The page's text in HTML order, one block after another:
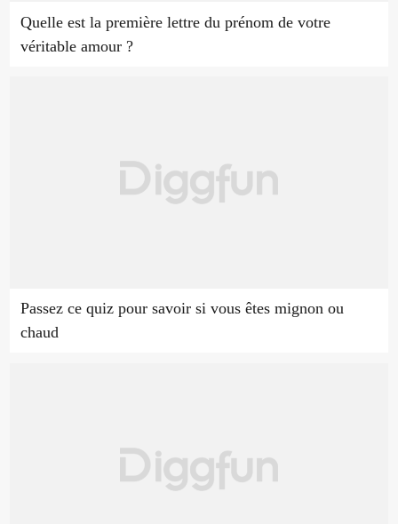
Quelle est la première lettre du prénom de votre
véritable amour ?
Passez ce quiz pour savoir si vous êtes mignon ou
chaud